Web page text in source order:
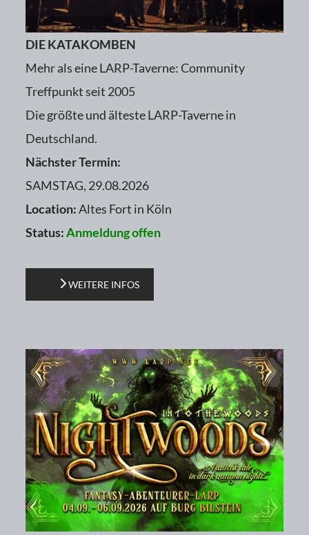
DIE KATAKOMBEN
Mehr als eine LARP-Taverne: Community
Treffpunkt seit 2005
Die größte und älteste LARP-Taverne in
Deutschland.
Nächster Termin:
SAMSTAG, 29.08.2026
Location:Altes Fort in Köln
Status:Anmeldung offen
WEITERE INFOS